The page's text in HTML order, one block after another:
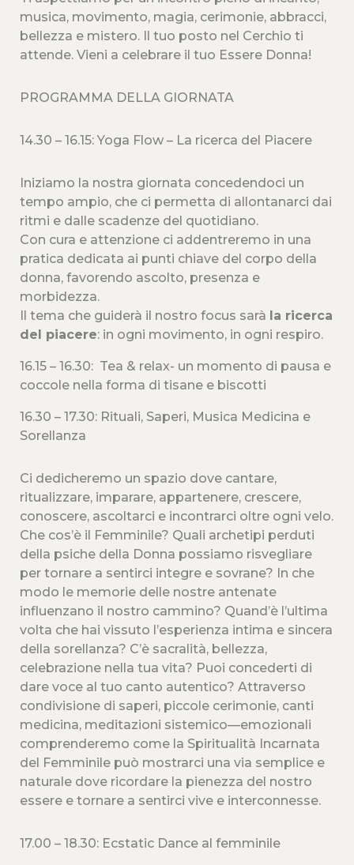
musica, movimento, magia, cerimonie, abbracci,
bellezza e mistero. Il tuo posto nel Cerchio ti
attende. Vieni a celebrare il tuo Essere Donna!
PROGRAMMA DELLA GIORNATA
14.30 – 16.15: Yoga Flow – La ricerca del Piacere
Iniziamo la nostra giornata concedendoci un
tempo ampio, che ci permetta di allontanarci dai
ritmi e dalle scadenze del quotidiano.
Con cura e attenzione ci addentreremo in una
pratica dedicata ai punti chiave del corpo della
donna, favorendo ascolto, presenza e
morbidezza.
Il tema che guiderà il nostro focus sarà la ricerca
del piacere: in ogni movimento, in ogni respiro.
16.15 – 16.30: Tea & relax- un momento di pausa e
coccole nella forma di tisane e biscotti
16.30 – 17.30: Rituali, Saperi, Musica Medicina e
Sorellanza
Ci dedicheremo un spazio dove cantare,
ritualizzare, imparare, appartenere, crescere,
conoscere, ascoltarci e incontrarci oltre ogni velo.
Che cos’è il Femminile? Quali archetipi perduti
della psiche della Donna possiamo risvegliare
per tornare a sentirci integre e sovrane? In che
modo le memorie delle nostre antenate
influenzano il nostro cammino? Quand’è l’ultima
volta che hai vissuto l’esperienza intima e sincera
della sorellanza? C’è sacralità, bellezza,
celebrazione nella tua vita? Puoi concederti di
dare voce al tuo canto autentico? Attraverso
condivisione di saperi, piccole cerimonie, canti
medicina, meditazioni sistemico—emozionali
comprenderemo come la Spiritualità Incarnata
del Femminile può mostrarci una via semplice e
naturale dove ricordare la pienezza del nostro
essere e tornare a sentirci vive e interconnesse.
17.00 – 18.30: Ecstatic Dance al femminile